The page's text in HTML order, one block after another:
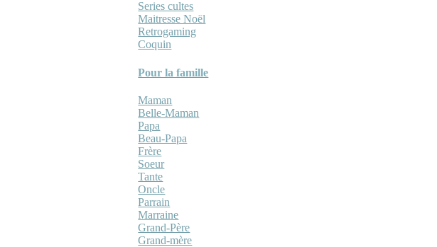
Series cultes
Maitresse Noël
Retrogaming
Coquin
Pour la famille
Maman
Belle-Maman
Papa
Beau-Papa
Frère
Soeur
Tante
Oncle
Parrain
Marraine
Grand-Père
Grand-mère